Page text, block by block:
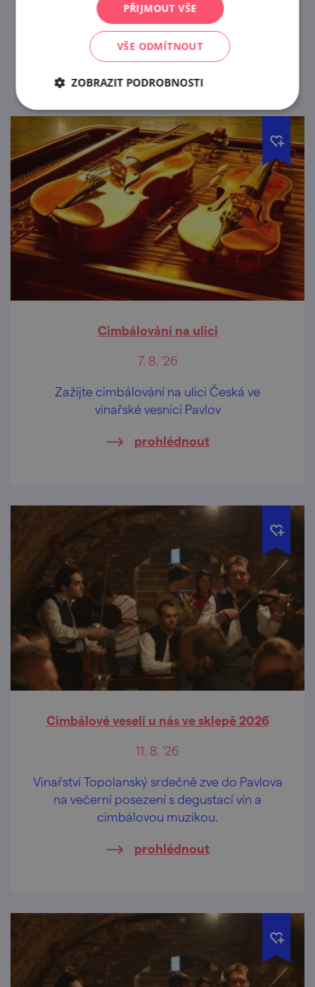
Vína z Pálavy – to nejlepší z Moravy!
prohlédnout
Cimbálování na ulici
7. 8. '26
Zažijte cimbálování na ulici Česká ve
vinařské vesnici Pavlov
prohlédnout
Cimbálové veselí u nás ve sklepě 2026
11. 8. '26
Vinařství Topolanský srdečně zve do Pavlova
na večerní posezení s degustací vín a
cimbálovou muzikou.
prohlédnout
PŘIJMOUT VŠE
VŠE ODMÍTNOUT
ZOBRAZIT PODROBNOSTI